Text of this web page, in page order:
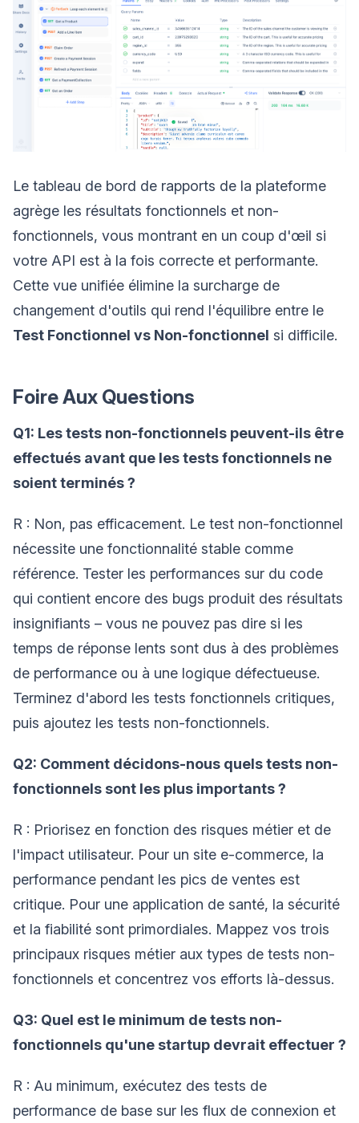
Le tableau de bord de rapports de la plateforme
agrège les résultats fonctionnels et non-
fonctionnels, vous montrant en un coup d'œil si
votre API est à la fois correcte et performante.
Cette vue unifiée élimine la surcharge de
changement d'outils qui rend l'équilibre entre le
Test Fonctionnel vs Non-fonctionnel si difficile.
Foire Aux Questions
Q1: Les tests non-fonctionnels peuvent-ils être
effectués avant que les tests fonctionnels ne
soient terminés ?
R : Non, pas efficacement. Le test non-fonctionnel
nécessite une fonctionnalité stable comme
référence. Tester les performances sur du code
qui contient encore des bugs produit des résultats
insignifiants – vous ne pouvez pas dire si les
temps de réponse lents sont dus à des problèmes
de performance ou à une logique défectueuse.
Terminez d'abord les tests fonctionnels critiques,
puis ajoutez les tests non-fonctionnels.
Q2: Comment décidons-nous quels tests non-
fonctionnels sont les plus importants ?
R : Priorisez en fonction des risques métier et de
l'impact utilisateur. Pour un site e-commerce, la
performance pendant les pics de ventes est
critique. Pour une application de santé, la sécurité
et la fiabilité sont primordiales. Mappez vos trois
principaux risques métier aux types de tests non-
fonctionnels et concentrez vos efforts là-dessus.
Q3: Quel est le minimum de tests non-
fonctionnels qu'une startup devrait effectuer ?
R : Au minimum, exécutez des tests de
performance de base sur les flux de connexion et